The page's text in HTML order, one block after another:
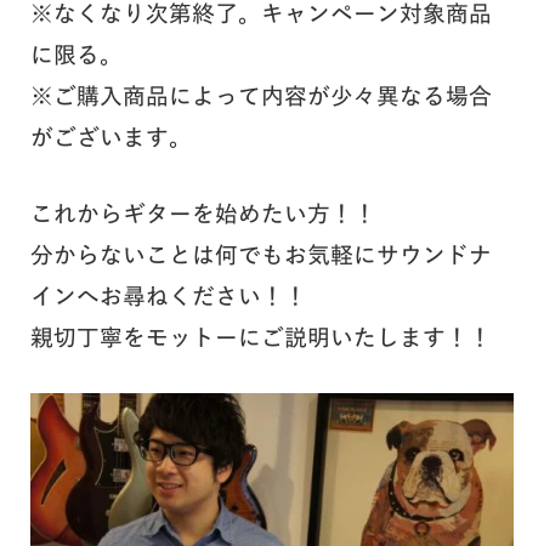
※なくなり次第終了。キャンペーン対象商品
に限る。
※ご購入商品によって内容が少々異なる場合
がございます。
これからギターを始めたい方！！
分からないことは何でもお気軽にサウンドナ
インへお尋ねください！！
親切丁寧をモットーにご説明いたします！！